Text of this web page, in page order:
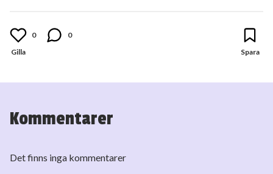
0 0
Kommentarer
Det finns inga kommentarer